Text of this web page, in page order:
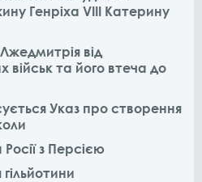
Генріха VIII Катерину
від
військ та його втеча до
Указ про створення
з Персією